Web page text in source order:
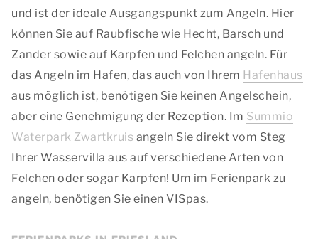
und ist der ideale Ausgangspunkt zum Angeln. Hier
können Sie auf Raubfische wie Hecht, Barsch und
Zander sowie auf Karpfen und Felchen angeln. Für
das Angeln im Hafen, das auch von Ihrem Hafenhaus
aus möglich ist, benötigen Sie keinen Angelschein,
aber eine Genehmigung der Rezeption. Im Summio
Waterpark Zwartkruis angeln Sie direkt vom Steg
Ihrer Wasservilla aus auf verschiedene Arten von
Felchen oder sogar Karpfen! Um im Ferienpark zu
angeln, benötigen Sie einen VISpas.